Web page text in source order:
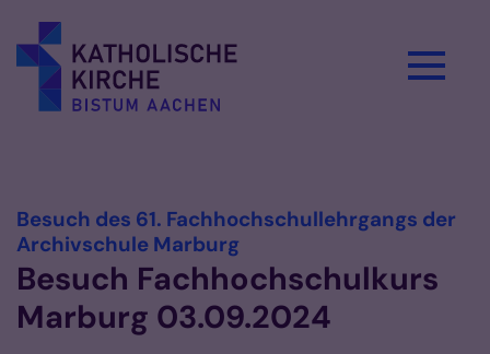
Besuch des 61. Fachhochschullehrgangs der
Archivschule Marburg:
Besuch Fachhochschulkurs
Marburg 03.09.2024